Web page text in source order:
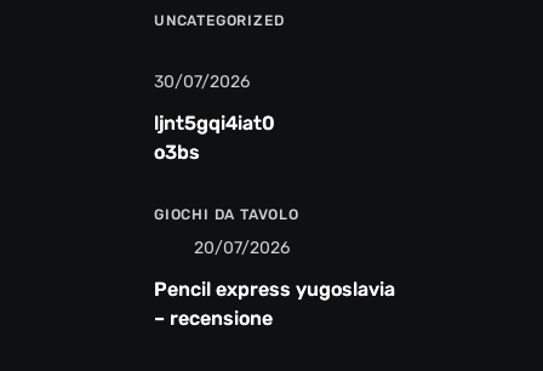
UNCATEGORIZED
30/07/2026
ljnt5gqi4iat0
o3bs
GIOCHI DA TAVOLO
20/07/2026
Pencil express yugoslavia
– recensione